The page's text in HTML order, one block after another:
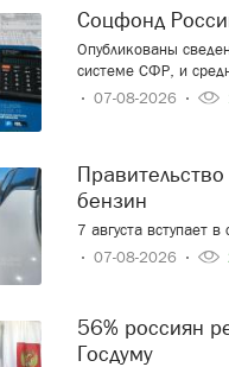
Соцфонд
Опубликованы
системе СФР, и
07-08-2026
Правительство смягчает требования к расчёту цен на
бензин
7 августа вступает
07-08-2026
56% россиян решили, как проголосуют на выборах в
Госдуму